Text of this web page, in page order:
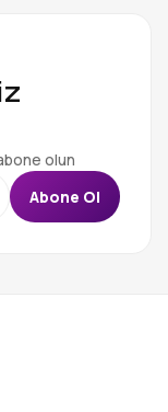
olun
Abone Ol